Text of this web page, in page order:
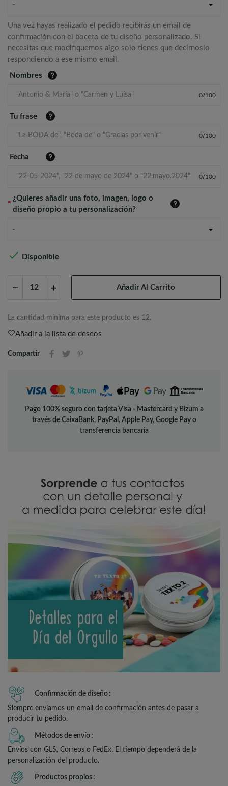
-
Una vez hayas realizado el pedido recibirás un email de
confirmación con el boceto de tu diseño personalizado. Si
necesitas que modifiquemos algo solo tienes que decírnoslo
respondiendo a ese mismo email.
Nombres
0/100
Tu frase
0/100
Fecha
0/100
*
¿Quieres añadir una foto, imagen, logo o
diseño propio a tu personalización?
-
 Disponible
Añadir Al Carrito
La cantidad mínima para este producto es 12.
Añadir a la lista de deseos
Compartir
Pago 100% seguro con tarjeta Visa - Mastercard y Bizum a
través de CaixaBank, PayPal, Apple Pay, Google Pay o
transferencia bancaria
Confirmación de diseño
Siempre enviamos un email de confirmación antes de pasar a
producir tu pedido.
Métodos de envío
Envíos con GLS, Correos o FedEx. El tiempo dependerá de la
personalización del producto.
Productos propios